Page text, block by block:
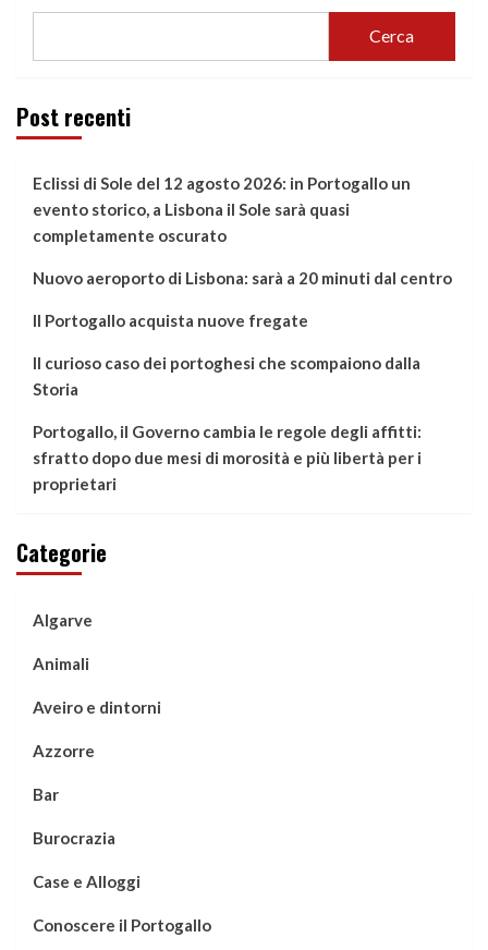
Cerca
Post recenti
Eclissi di Sole del 12 agosto 2026: in Portogallo un
evento storico, a Lisbona il Sole sarà quasi
completamente oscurato
Nuovo aeroporto di Lisbona: sarà a 20 minuti dal centro
Il Portogallo acquista nuove fregate
Il curioso caso dei portoghesi che scompaiono dalla
Storia
Portogallo, il Governo cambia le regole degli affitti:
sfratto dopo due mesi di morosità e più libertà per i
proprietari
Categorie
Algarve
Animali
Aveiro e dintorni
Azzorre
Bar
Burocrazia
Case e Alloggi
Conoscere il Portogallo